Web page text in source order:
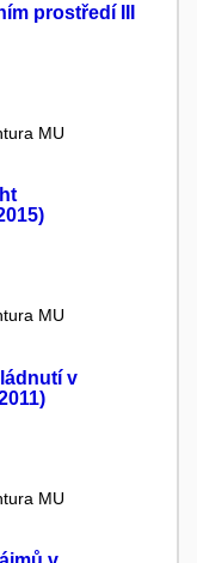
prostředí III
MU
MU
v
MU